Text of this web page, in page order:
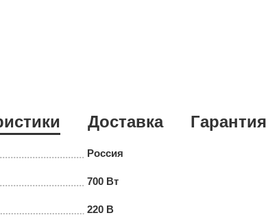
Доставка Гарантия
Россия
700 Вт
220 В